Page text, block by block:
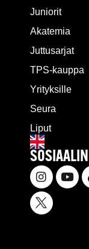
Juniorit
Akatemia
Juttusarjat
TPS-kauppa
Yrityksille
Seura
Liput